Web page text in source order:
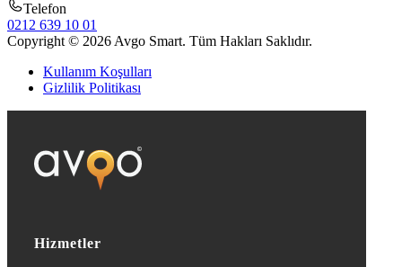
Telefon
0212 639 10 01
Copyright © 2026 Avgo Smart. Tüm Hakları Saklıdır.
Kullanım Koşulları
Gizlilik Politikası
Hizmetler